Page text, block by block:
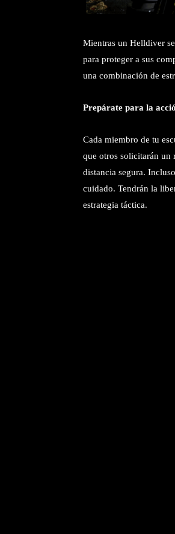
Mientras un Helldiver
para proteger a sus
una combinación de
Prepárate para la
Cada miembro de tu
que otros solicitarán un
distancia segura.
cuidado. Tendrán la
estrategia táctica.